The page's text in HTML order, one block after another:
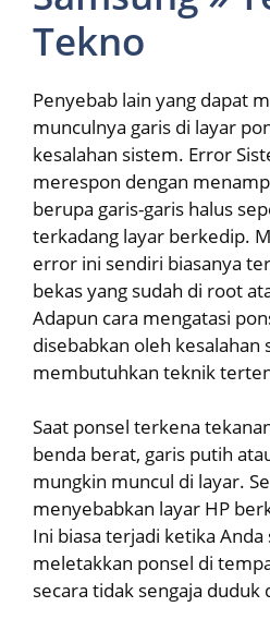
Tekno
Penyebab lain yang dapat
munculnya garis di layar
kesalahan sistem. Error
merespon dengan
berupa garis-garis halus
terkadang layar berkedip.
error ini sendiri biasanya
bekas yang sudah di root
Adapun cara mengatasi
disebabkan oleh
membutuhkan teknik
Saat ponsel terkena
benda berat, garis putih
mungkin muncul di layar.
menyebabkan layar HP
Ini biasa terjadi ketika
meletakkan ponsel di
secara tidak sengaja duduk